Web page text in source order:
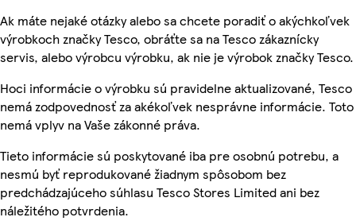
Ak máte nejaké otázky alebo sa chcete poradiť o akýchkoľvek
výrobkoch značky Tesco, obráťte sa na Tesco zákaznícky
servis, alebo výrobcu výrobku, ak nie je výrobok značky Tesco.
Hoci informácie o výrobku sú pravidelne aktualizované, Tesco
nemá zodpovednosť za akékoľvek nesprávne informácie. Toto
nemá vplyv na Vaše zákonné práva.
Tieto informácie sú poskytované iba pre osobnú potrebu, a
nesmú byť reprodukované žiadnym spôsobom bez
predchádzajúceho súhlasu Tesco Stores Limited ani bez
náležitého potvrdenia.